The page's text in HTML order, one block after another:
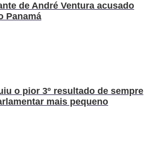
de André Ventura acusado
Panamá
o pior 3º resultado de sempre
mais pequeno